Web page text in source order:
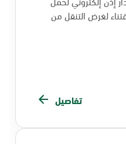
لغرض التنقل من
تفاصيل